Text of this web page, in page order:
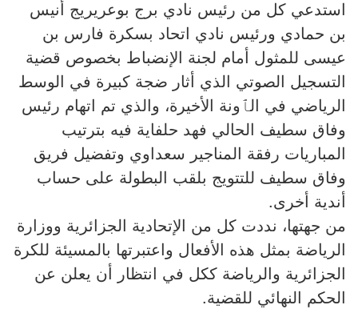
استدعي كل من رئيس نادي برج بوعريريج أنيس
بن حمادي ورئيس نادي اتحاد بسكرة فارس بن
عيسى للمثول أمام لجنة الإنضباط بخصوص قضية
التسجيل الصوتي الذي أثار ضجة كبيرة في الوسط
الرياضي في الٱونة الأخيرة، والذي تم اتهام رئيس
وفاق سطيف الحالي فهد حلفاية فيه بترتيب
المباريات رفقة المناجير سعداوي وتفضيل فريق
وفاق سطيف للتتويج بلقب البطولة على حساب
أندية أخرى.
من جهتها، نددت كل من الإتحادية الجزائرية ووزارة
الرياضة بمثل هذه الأفعال واعتبرتها بالمسيئة للكرة
الجزائرية والرياضة ككل في انتظار أن يعلن عن
الحكم النهائي للقضية.